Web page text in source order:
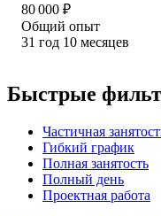
80 000 ₽
Общий опыт
31 год 10 месяцев
Быстрые
Частичная
Гибкий график
Полная занятость
Полный день
Проектная работа